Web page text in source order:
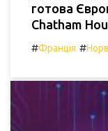
готова
Chatham
#Франція #